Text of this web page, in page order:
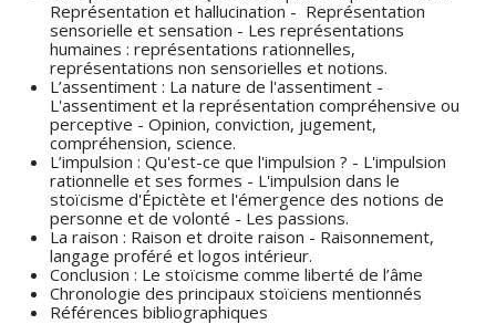
Représentation et hallucination - Représentation
sensorielle et sensation - Les représentations
humaines : représentations rationnelles,
représentations non sensorielles et notions.
L’assentiment : La nature de l'assentiment -
L'assentiment et la représentation compréhensive ou
perceptive - Opinion, conviction, jugement,
compréhension, science.
L’impulsion : Qu'est-ce que l'impulsion ? - L'impulsion
rationnelle et ses formes - L'impulsion dans le
stoïcisme d'Épictète et l'émergence des notions de
personne et de volonté - Les passions.
La raison : Raison et droite raison - Raisonnement,
langage proféré et logos intérieur.
Conclusion : Le stoïcisme comme liberté de l’âme
Chronologie des principaux stoïciens mentionnés
Références bibliographiques